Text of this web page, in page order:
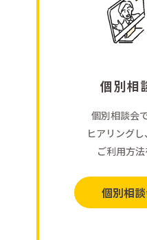
個別相
個別相談会
ヒアリング
ご利用方法
個別相